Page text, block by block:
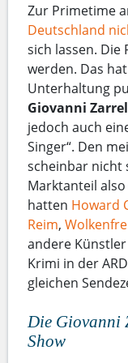
Zur Primetime
Deutschland
sich lassen.
werden. Das
Unterhaltung
Giovanni
jedoch auch
Singer“. Den
scheinbar nicht
Marktanteil
hatten Howard
Reim,
andere
Krimi in der
gleichen
Die Giovanni
Show